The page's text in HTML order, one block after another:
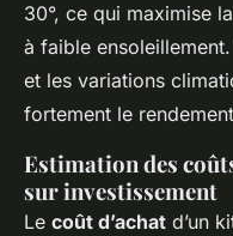
30°, ce qui maximise
à faible ensoleillement.
et les variations
fortement le
Estimation des
sur investissement
Le coût d’achat d’un